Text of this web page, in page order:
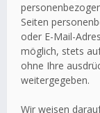
Seiten
oder E-Mail-
möglich, stets
ohne Ihre
weitergegeben.
Wir weisen